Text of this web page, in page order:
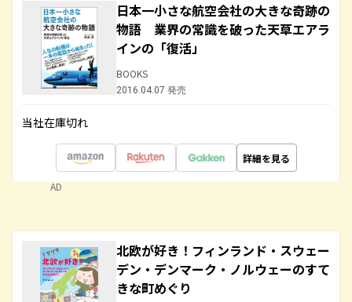
日本一小さな航空会社の大きな奇跡の
物語 業界の常識を破った天草エアラ
インの「復活」
BOOKS
2016.04.07 発売
当社在庫切れ
詳細を見る
AD
北欧が好き！フィンランド・スウェー
デン・デンマーク・ノルウェーのすて
きな町めぐり